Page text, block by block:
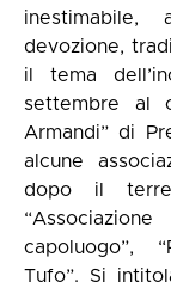
devozione,
il tema
settembre al
Armandi” di
alcune
dopo il
capoluogo”,
Tufo”. Si